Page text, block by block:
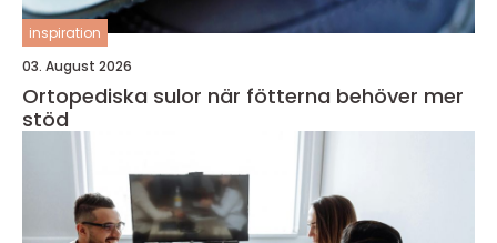
inspiration
03. August 2026
Ortopediska sulor när fötterna behöver mer
stöd